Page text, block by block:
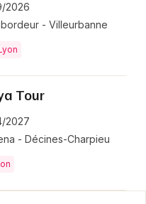
2026
- Villeurbanne
Tour
2027
- Décines-Charpieu